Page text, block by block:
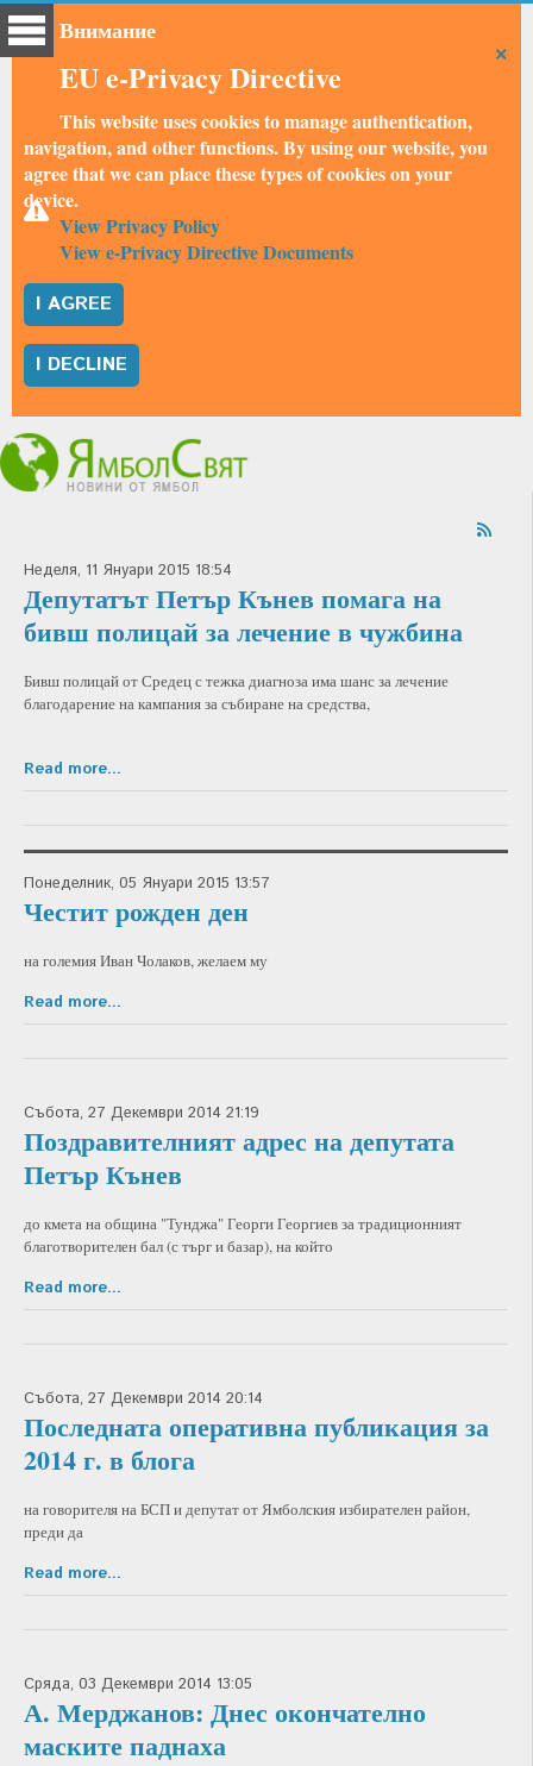
×
Внимание
EU e-Privacy Directive
This website uses cookies to manage authentication,
navigation, and other functions. By using our website, you
agree that we can place these types of cookies on your
device.
View Privacy Policy
View e-Privacy Directive Documents
I AGREE
I DECLINE
Неделя, 11 Януари 2015 18:54
Депутатът Петър Кънев помага на
бивш полицай за лечение в чужбина
Бивш полицай от Средец с тежка диагноза има шанс за лечение
благодарение на кампания за събиране на средства,
Read more...
Понеделник, 05 Януари 2015 13:57
Честит рожден ден
на големия Иван Чолаков, желаем му
Read more...
Събота, 27 Декември 2014 21:19
Поздравителният адрес на депутата
Петър Кънев
до кмета на община "Тунджа" Георги Георгиев за традиционният
благотворителен бал (с търг и базар), на който
Read more...
Събота, 27 Декември 2014 20:14
Последната оперативна публикация за
2014 г. в блога
на говорителя на БСП и депутат от Ямболския избирателен район,
преди да
Read more...
Сряда, 03 Декември 2014 13:05
А. Мерджанов: Днес окончателно
маските паднаха